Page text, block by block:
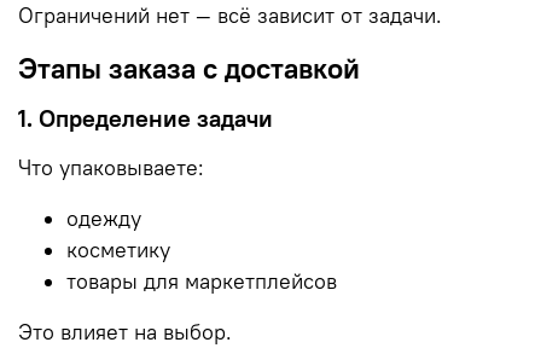
Ограничений нет — всё зависит от задачи.
Этапы заказа с доставкой
1. Определение задачи
Что упаковываете:
одежду
косметику
товары для маркетплейсов
Это влияет на выбор.